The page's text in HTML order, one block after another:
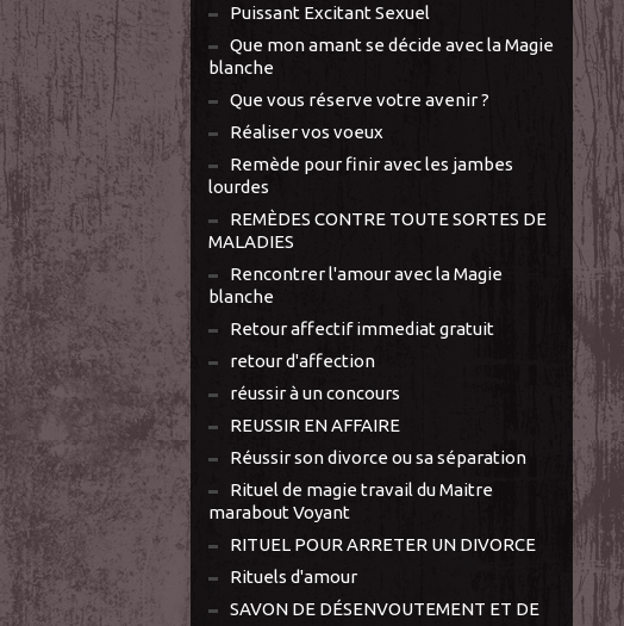
Puissant Excitant Sexuel
Que mon amant se décide avec la Magie
blanche
Que vous réserve votre avenir ?
Réaliser vos voeux
Remède pour finir avec les jambes
lourdes
REMÈDES CONTRE TOUTE SORTES DE
MALADIES
Rencontrer l'amour avec la Magie
blanche
Retour affectif immediat gratuit
retour d'affection
réussir à un concours
REUSSIR EN AFFAIRE
Réussir son divorce ou sa séparation
Rituel de magie travail du Maitre
marabout Voyant
RITUEL POUR ARRETER UN DIVORCE
Rituels d'amour
SAVON DE DÉSENVOUTEMENT ET DE